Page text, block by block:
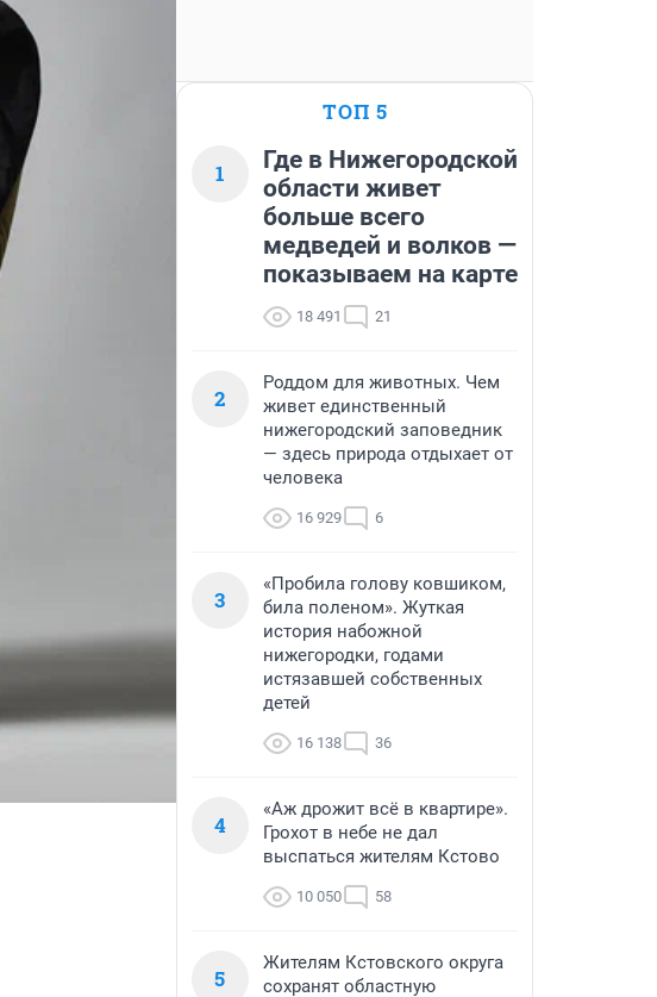
ТОП 5
1
Где в Нижегородской
области живет
больше всего
медведей и волков —
показываем на карте
18 491 21
2
Роддом для животных. Чем
живет единственный
нижегородский заповедник
— здесь природа отдыхает от
человека
16 929 6
3
«Пробила голову ковшиком,
била поленом». Жуткая
история набожной
нижегородки, годами
истязавшей собственных
детей
16 138 36
4
«Аж дрожит всё в квартире».
Грохот в небе не дал
выспаться жителям Кстово
10 050 58
5
Жителям Кстовского округа
сохранят областную